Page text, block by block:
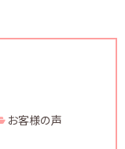
お客様の声